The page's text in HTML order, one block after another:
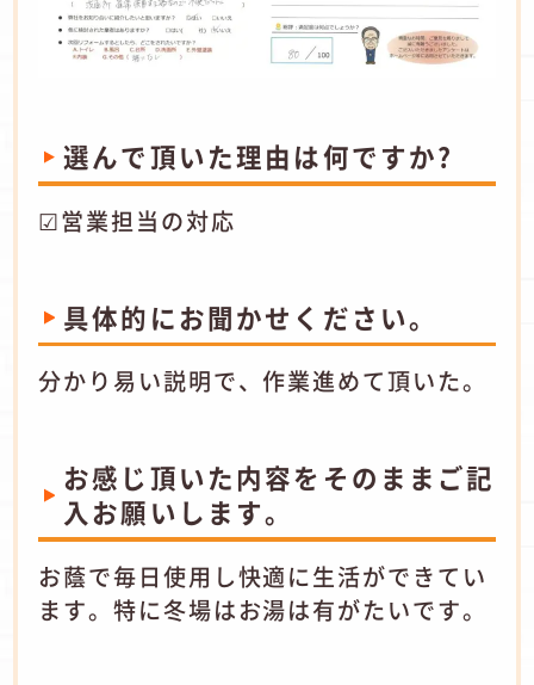
選んで頂いた理由は何ですか?
☑営業担当の対応
具体的にお聞かせください。
分かり易い説明で、作業進めて頂いた。
お感じ頂いた内容をそのままご記
入お願いします。
お蔭で毎日使用し快適に生活ができてい
ます。特に冬場はお湯は有がたいです。